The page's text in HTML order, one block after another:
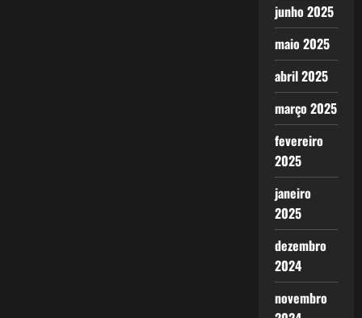
junho 2025
maio 2025
abril 2025
março 2025
fevereiro
2025
janeiro
2025
dezembro
2024
novembro